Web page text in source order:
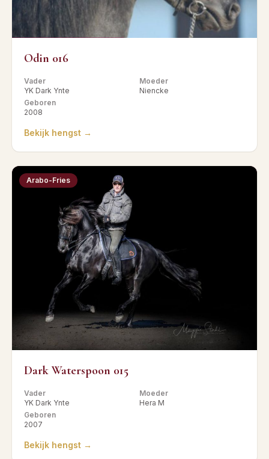
Odin 016
Vader
YK Dark Ynte
Moeder
Niencke
Geboren
2008
Bekijk hengst →
Arabo-Fries
Dark Waterspoon 015
Vader
YK Dark Ynte
Moeder
Hera M
Geboren
2007
Bekijk hengst →